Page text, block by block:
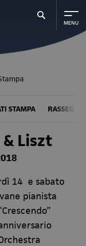
STAMPA
Liszt
14 e sabato
pianista